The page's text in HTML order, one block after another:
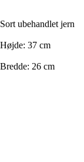
Sort ubehandlet jern
Højde: 37 cm
Bredde: 26 cm